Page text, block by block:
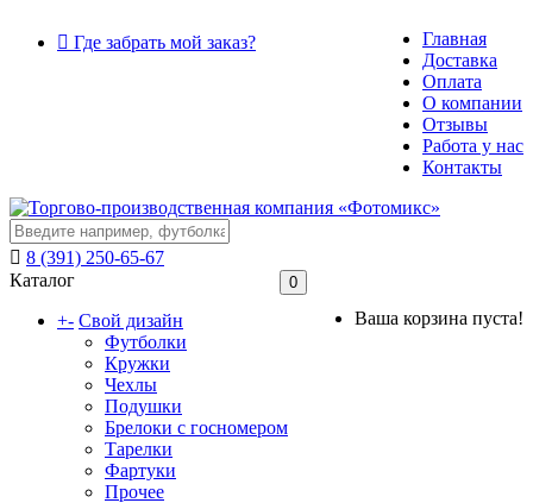
Где забрать мой заказ?
Главная
Доставка
Оплата
О компании
Отзывы
Работа у нас
Контакты
8 (391) 250-65-67
0
Ваша корзина пуста!
Каталог
+- Свой дизайн
Футболки
Кружки
Чехлы
Подушки
Брелоки с госномером
Тарелки
Фартуки
Прочее